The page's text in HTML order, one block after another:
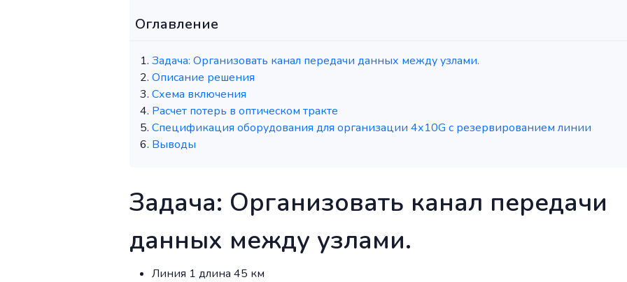
Оглавление
Задача: Организовать канал передачи данных между узлами.
Описание решения
Схема включения
Расчет потерь в оптическом тракте
Спецификация оборудования для организации 4х10G с резервированием линии
Выводы
Задача: Организовать канал передачи
данных между узлами.
Линия 1 длина 45 км